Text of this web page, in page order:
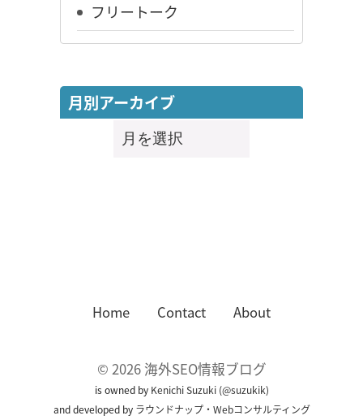
フリートーク
月別アーカイブ
月
別
Home Contact About
© 2026 海外SEO情報ブログ
is owned by Kenichi Suzuki(@suzukik)
and developed by ラウンドナップ・Webコンサルティング